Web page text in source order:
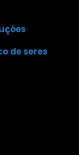
de seres